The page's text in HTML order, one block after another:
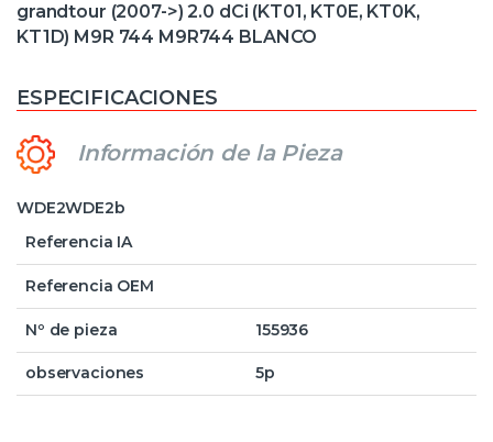
grandtour (2007->) 2.0 dCi (KT01, KT0E, KT0K,
KT1D) M9R 744 M9R744 BLANCO
ESPECIFICACIONES
Información de la Pieza
WDE2WDE2b
Referencia IA
Referencia OEM
Nº de pieza 155936
observaciones 5p